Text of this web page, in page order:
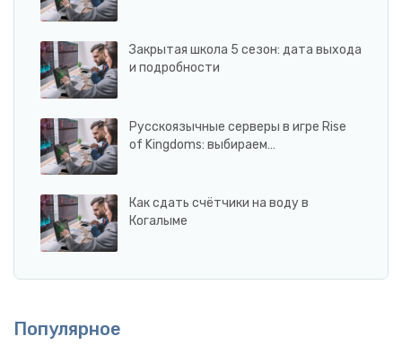
Закрытая школа 5 сезон: дата выхода
и подробности
Русскоязычные серверы в игре Rise
of Kingdoms: выбираем…
Как сдать счётчики на воду в
Когалыме
Популярное